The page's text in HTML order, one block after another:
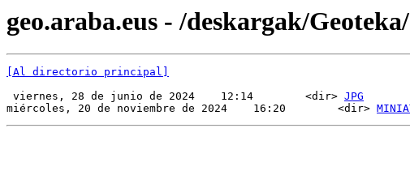
geo.araba.eus - /deskargak/
[Al directorio principal]
viernes, 28 de junio de 2024    12:14        <dir> JPG
miércoles, 20 de noviembre de 2024    16:20        <dir>